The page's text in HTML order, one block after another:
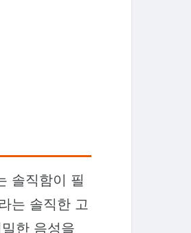
솔직함이 필
는 솔직한 고
한 음성을